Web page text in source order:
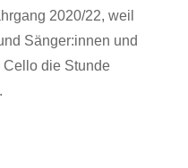
2020/22, weil
Sänger:innen und
die Stunde